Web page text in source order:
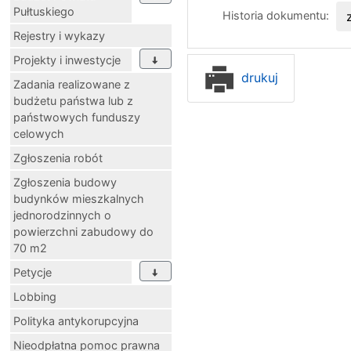
Pułtuskiego
Rejestry i wykazy
Projekty i inwestycje
Zadania realizowane z
budżetu państwa lub z
państwowych funduszy
celowych
Zgłoszenia robót
Zgłoszenia budowy
budynków mieszkalnych
jednorodzinnych o
powierzchni zabudowy do
70 m2
Petycje
Lobbing
Polityka antykorupcyjna
Nieodpłatna pomoc prawna
Historia dokumentu:
drukuj